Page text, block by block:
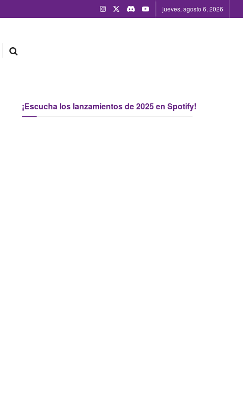
jueves, agosto 6, 2026
¡Escucha los lanzamientos de 2025 en Spotify!